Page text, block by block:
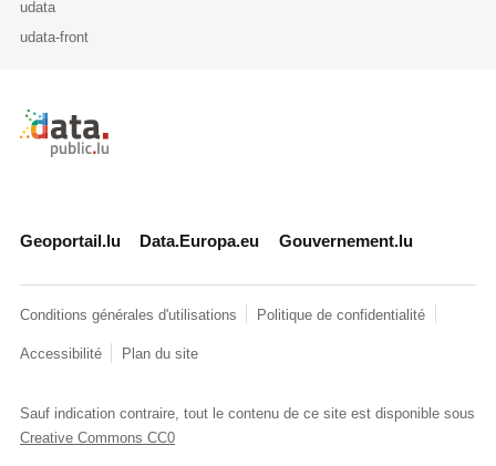
udata
udata-front
Retour à l'accueil de data.public.lu
Geoportail.lu Data.Europa.eu Gouvernement.lu
Conditions générales d'utilisations Politique de confidentialité
Accessibilité Plan du site
Sauf indication contraire, tout le contenu de ce site est disponible sous
Creative Commons CC0